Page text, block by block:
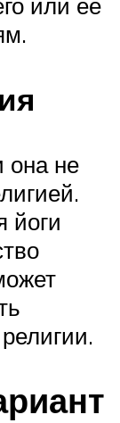
она не
йоги